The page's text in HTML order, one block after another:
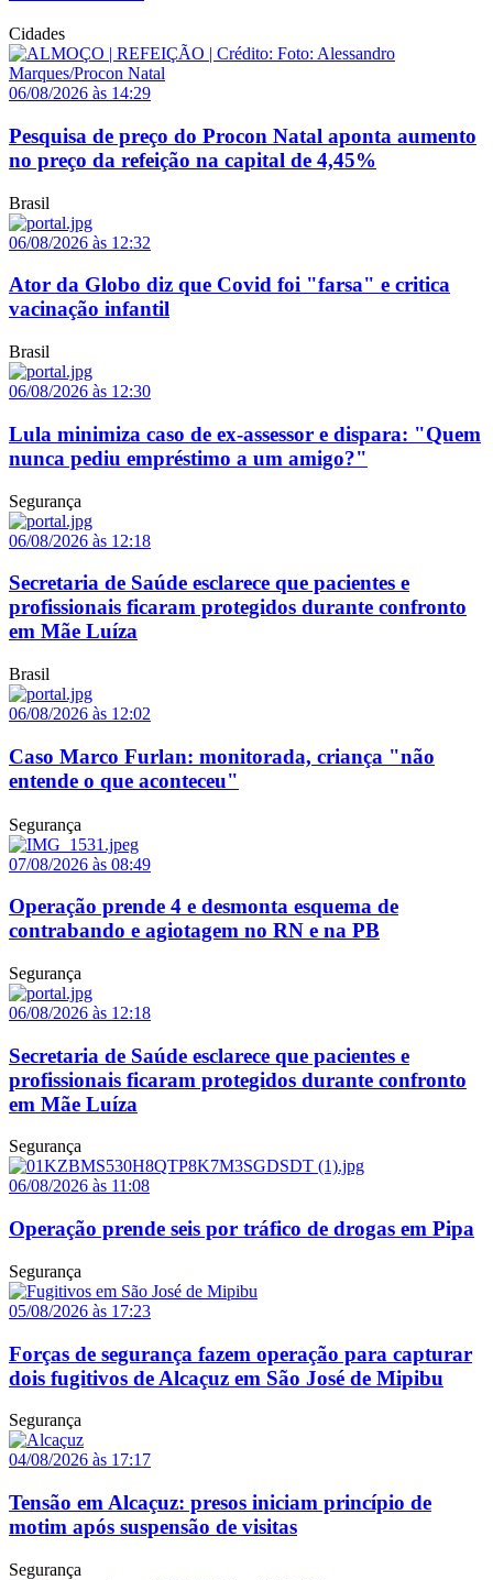
Cidades
06/08/2026 às 14:29
Pesquisa de preço do Procon Natal aponta aumento
no preço da refeição na capital de 4,45%
Brasil
06/08/2026 às 12:32
Ator da Globo diz que Covid foi "farsa" e critica
vacinação infantil
Brasil
06/08/2026 às 12:30
Lula minimiza caso de ex-assessor e dispara: "Quem
nunca pediu empréstimo a um amigo?"
Segurança
06/08/2026 às 12:18
Secretaria de Saúde esclarece que pacientes e
profissionais ficaram protegidos durante confronto
em Mãe Luíza
Brasil
06/08/2026 às 12:02
Caso Marco Furlan: monitorada, criança "não
entende o que aconteceu"
Segurança
07/08/2026 às 08:49
Operação prende 4 e desmonta esquema de
contrabando e agiotagem no RN e na PB
Segurança
06/08/2026 às 12:18
Secretaria de Saúde esclarece que pacientes e
profissionais ficaram protegidos durante confronto
em Mãe Luíza
Segurança
06/08/2026 às 11:08
Operação prende seis por tráfico de drogas em Pipa
Segurança
05/08/2026 às 17:23
Forças de segurança fazem operação para capturar
dois fugitivos de Alcaçuz em São José de Mipibu
Segurança
04/08/2026 às 17:17
Tensão em Alcaçuz: presos iniciam princípio de
motim após suspensão de visitas
Segurança